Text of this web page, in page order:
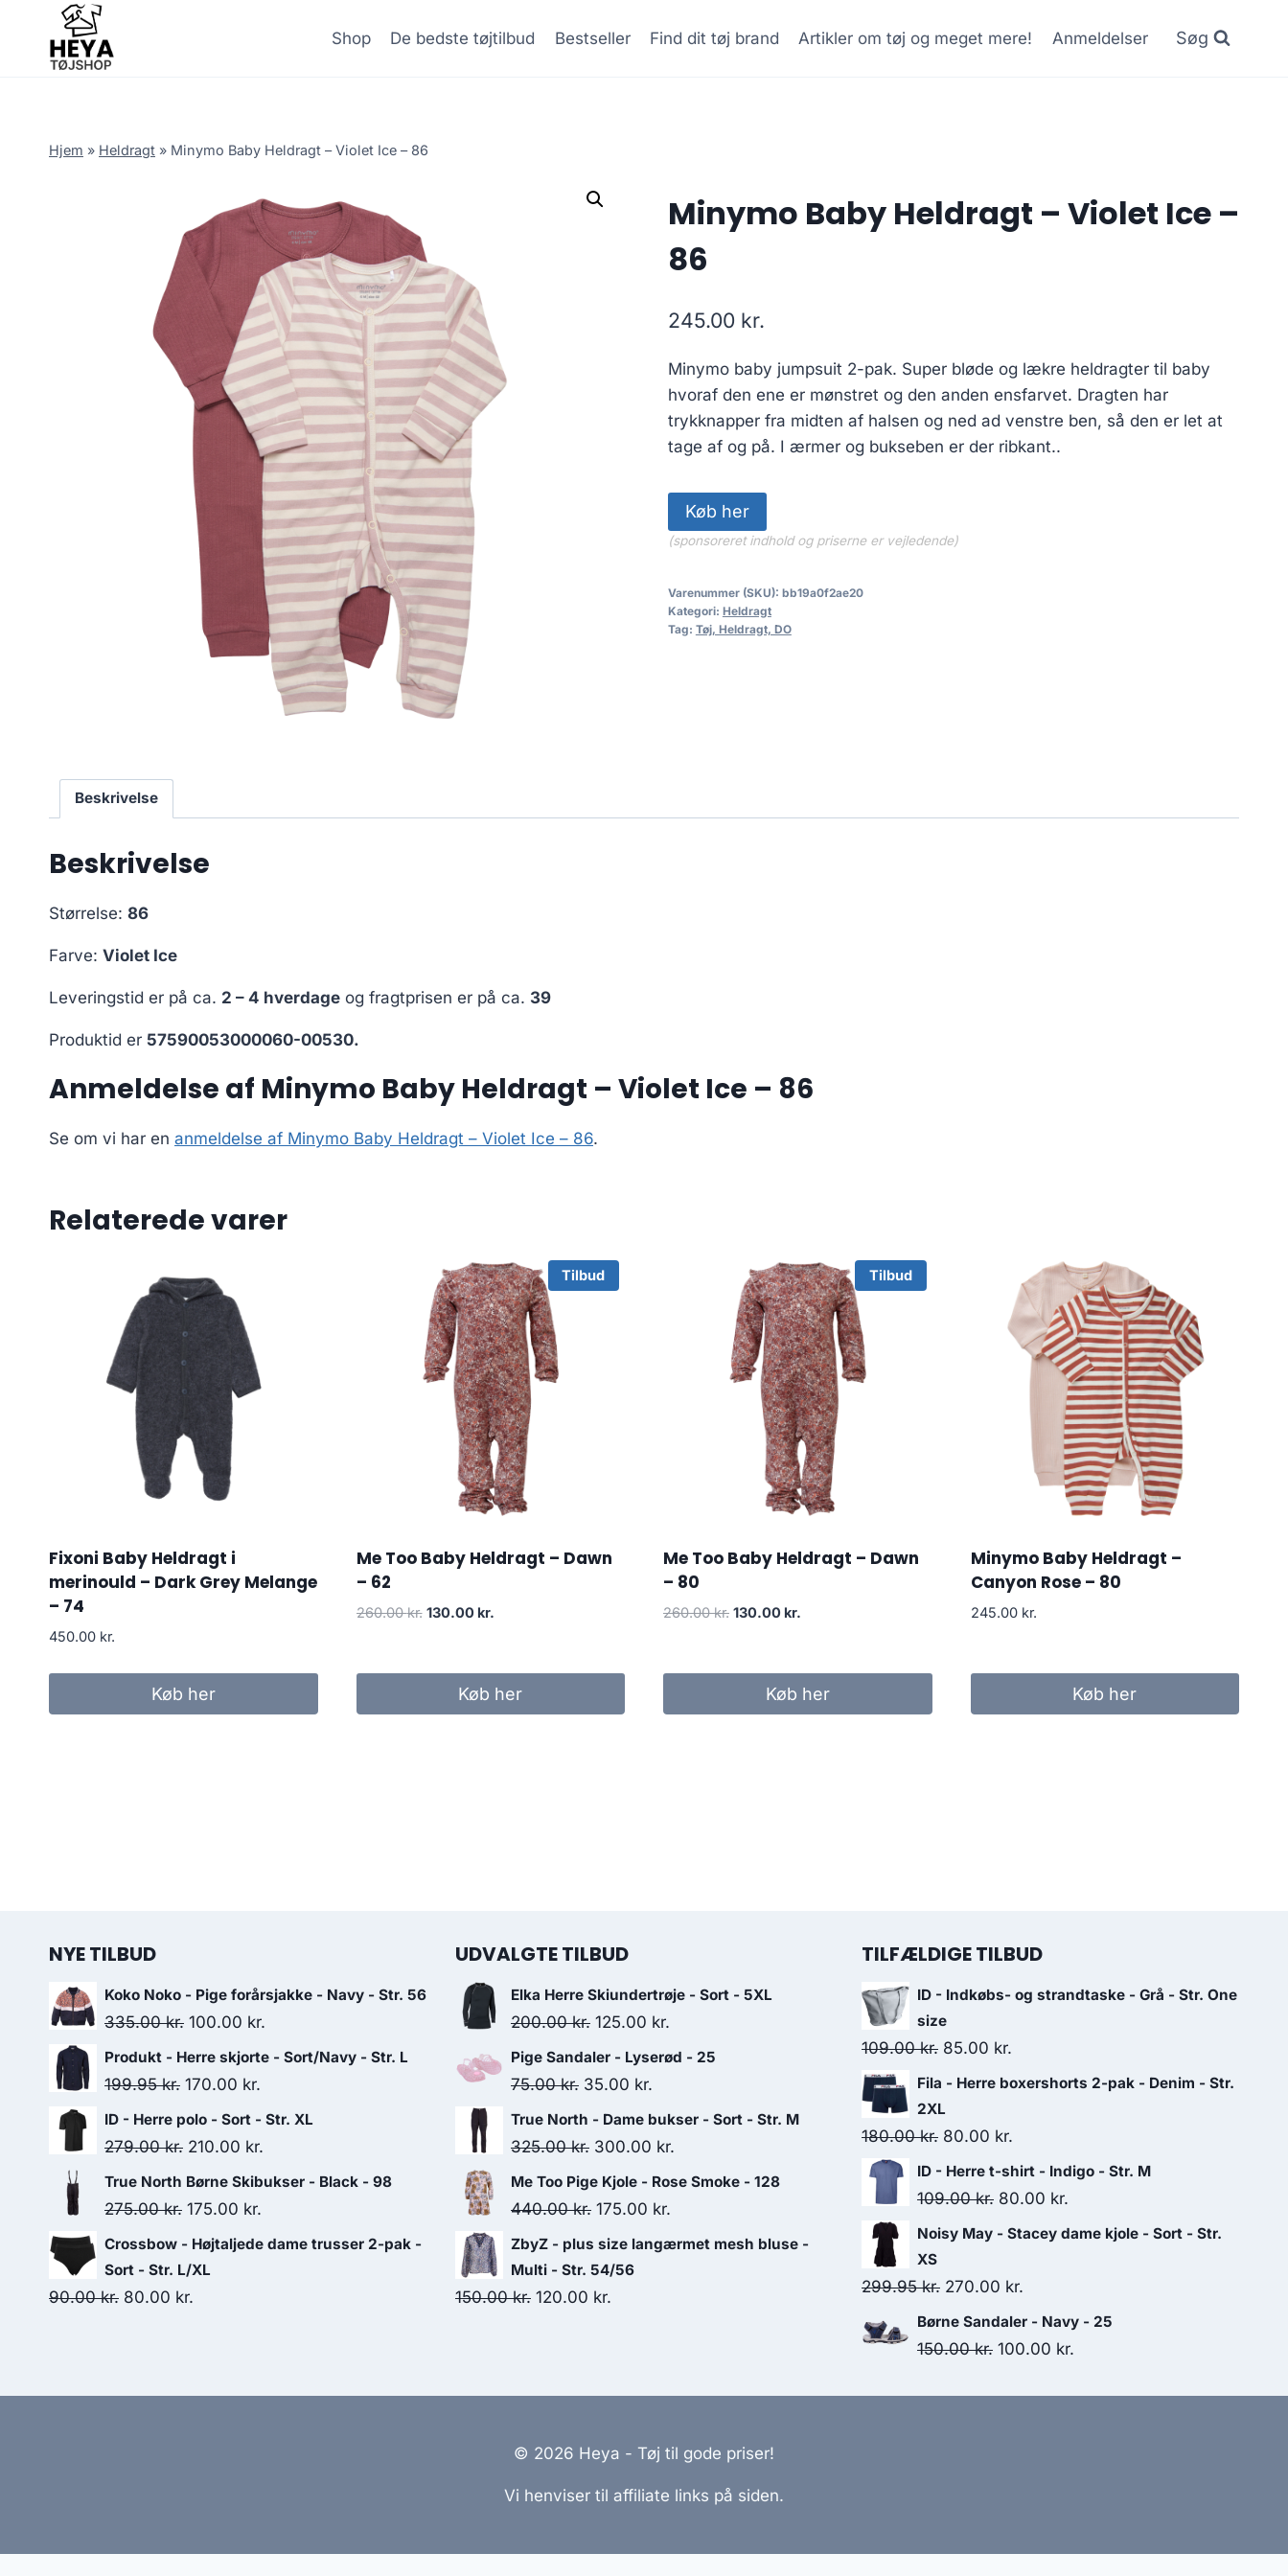
content
Shop De bedste tøjtilbud Bestseller Find dit tøj brand Artikler om tøj og meget mere! Anmeldelser Søg
Hjem » Heldragt » Minymo Baby Heldragt – Violet Ice – 86
Minymo Baby Heldragt – Violet Ice –
86
245.00 kr.
Minymo baby jumpsuit 2-pak. Super bløde og lækre heldragter til baby
hvoraf den ene er mønstret og den anden ensfarvet. Dragten har
trykknapper fra midten af halsen og ned ad venstre ben, så den er let at
tage af og på. I ærmer og bukseben er der ribkant..
Køb her
(sponsoreret indhold og priserne er vejledende)
Varenummer (SKU): bb19a0f2ae20
Kategori: Heldragt
Tag: Tøj, Heldragt, DO
Beskrivelse
Beskrivelse
Størrelse: 86
Farve: Violet Ice
Leveringstid er på ca. 2 – 4 hverdage og fragtprisen er på ca. 39
Produktid er 57590053000060-00530.
Anmeldelse af Minymo Baby Heldragt – Violet Ice – 86
Se om vi har en anmeldelse af Minymo Baby Heldragt – Violet Ice – 86.
Relaterede varer
Fixoni Baby Heldragt i
merinould – Dark Grey Melange
– 74
450.00 kr.
Køb her
Tilbud
Me Too Baby Heldragt – Dawn
– 62
260.00kr. Original
260.00 kr..
130.00 kr.Current
130.00 kr..
Køb her
Tilbud
Me Too Baby Heldragt – Dawn
– 80
260.00kr. Original
260.00 kr..
130.00 kr.
130.00 kr..
Køb her
Minymo Baby Heldragt –
Canyon Rose – 80
245.00 kr.
Køb her
NYE TILBUD
Koko Noko - Pige forårsjakke - Navy - Str. 56
335.00kr. Original
price
was:
100.00 kr.
price
Produkt - Herre skjorte - Sort/Navy - Str. L
199.95kr. Original
price
was:
170.00 kr.
price
ID - Herre polo - Sort - Str. XL
279.00kr. Original
price
was:
210.00 kr.
price
True North Børne Skibukser - Black - 98
275.00kr. Original
price
was:
275.00 kr..
175.00 kr.
price
Crossbow - Højtaljede dame trusser 2-pak -
Sort - Str. L/XL
90.00kr. Original
80.00 kr.
UDVALGTE TILBUD
Elka Herre Skiundertrøje - Sort - 5XL
200.00kr. Original
price
was:
125.00 kr.
price
Pige Sandaler - Lyserød - 25
75.00kr. Original
price
was:
35.00 kr.
price
is:
True North - Dame bukser - Sort - Str. M
325.00kr. Original
price
was:
300.00 kr.
price
Me Too Pige Kjole - Rose Smoke - 128
440.00kr. Original
price
was:
440.00 kr..
175.00 kr.
price
ZbyZ - plus size langærmet mesh bluse -
Multi - Str. 54/56
150.00kr. Original
120.00 kr.
TILFÆLDIGE TILBUD
ID - Indkøbs- og strandtaske - Grå - Str. One
size
109.00kr. Original
price
109.00 kr..
85.00 kr.
price
Fila - Herre boxershorts 2-pak - Denim - Str.
2XL
180.00kr. Original
price
was:
80.00 kr.
price
is:
ID - Herre t-shirt - Indigo - Str. M
109.00kr. Original
price
109.00 kr..
80.00 kr.
price
Noisy May - Stacey dame kjole - Sort - Str.
XS
299.95kr. Original
price
was:
270.00 kr.
price
is:
Børne Sandaler - Navy - 25
150.00kr. Original
100.00 kr.
© 2026 Heya - Tøj til gode priser!
Vi henviser til affiliate links på siden.